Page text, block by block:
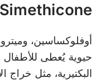
أوفلوكساسين،
حيوية يُعطى للأطفال
البكتيرية، مثل خراج